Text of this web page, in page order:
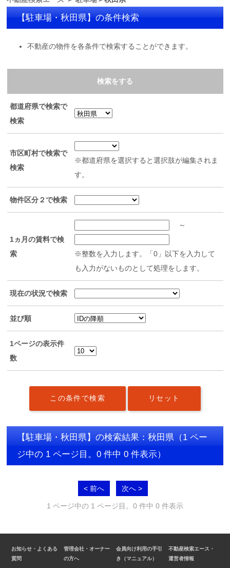
【駐車場・秋田県】の条件検索
不動産の物件を各条件で検索することができます。
検索をする
都道府県で検索で
検索
市区町村で検索で
検索
※都道府県を選択すると選択肢が編集されま
す。
物件区分２で検索
1ヵ月の賃料で検
索
～
※整数を入力します。「0」以下を入力して
も入力がないものとして処理をします。
現在の状況で検索
並び順
1ページの表示件
数
【駐車場・秋田県】の検索結果：秋田県 （1 ペー
ジ中の 1 ページ目。0 件中 0 件表示）
< 前へ 次へ >
1 ページ中の 1 ページ目。0 件中 0 件表示
お知らせ・よくある
質問
管理会社・オーナー
の方へ
会員向け利用の手引
き（マニュアル）
不動産検索エース・
運営者情報